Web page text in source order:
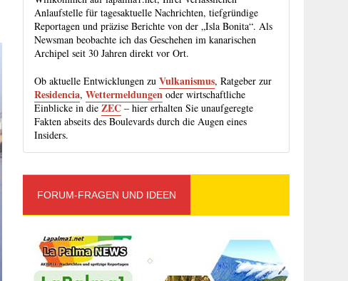
Anlaufstelle für tagesaktuelle Nachrichten, tiefgründige
Reportagen und präzise Berichte von der „Isla Bonita“. Als
Newsman beobachte ich das Geschehen im kanarischen
Archipel seit 30 Jahren direkt vor Ort.
Ob aktuelle Entwicklungen zuVulkanismus, Ratgeber zur
Residencia,Wettermeldungen oder wirtschaftliche
Einblicke in dieZEC – hier erhalten Sie unaufgeregte
Fakten abseits des Boulevards durch die Augen eines
Insiders.
FORUM-FRAGEN UND IDEEN